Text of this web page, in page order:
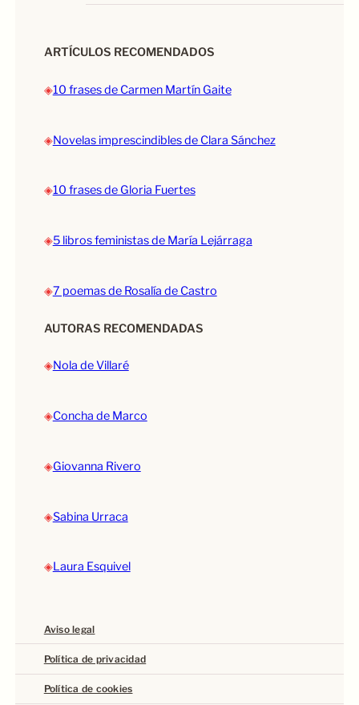
ARTÍCULOS RECOMENDADOS
◈10 frases de Carmen Martín Gaite
◈Novelas imprescindibles de Clara Sánchez
◈10 frases de Gloria Fuertes
◈5 libros feministas de María Lejárraga
◈7 poemas de Rosalía de Castro
AUTORAS RECOMENDADAS
◈Nola de Villaré
◈Concha de Marco
◈Giovanna Rivero
◈Sabina Urraca
◈Laura Esquivel
Aviso legal
Política de privacidad
Política de cookies